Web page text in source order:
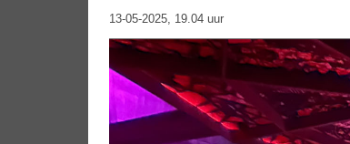
13-05-2025, 19.04 uur